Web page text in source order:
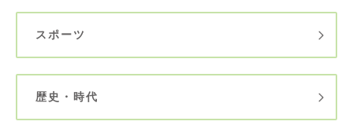
スポーツ
歴史・時代